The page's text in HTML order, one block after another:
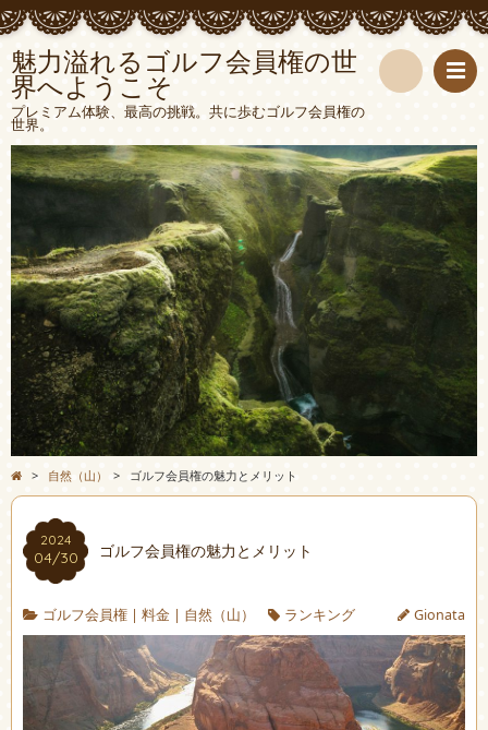
魅力溢れるゴルフ会員権の世
界へようこそ
プレミアム体験、最高の挑戦。共に歩むゴルフ会員権の
世界。
索
> 自然（山） > ゴルフ会員権の魅力とメリット
2024
04/30 ゴルフ会員権の魅力とメリット
ゴルフ会員権| 料金| 自然（山） ランキング Gionata